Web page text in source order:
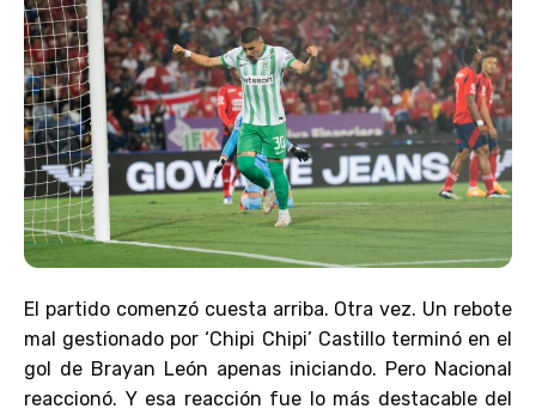
El partido comenzó cuesta arriba. Otra vez. Un rebote
mal gestionado por ‘Chipi Chipi’ Castillo terminó en el
gol de Brayan León apenas iniciando. Pero Nacional
reaccionó. Y esa reacción fue lo más destacable del